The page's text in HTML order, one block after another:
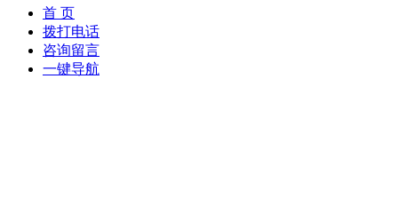
首 页
拨打电话
咨询留言
一键导航